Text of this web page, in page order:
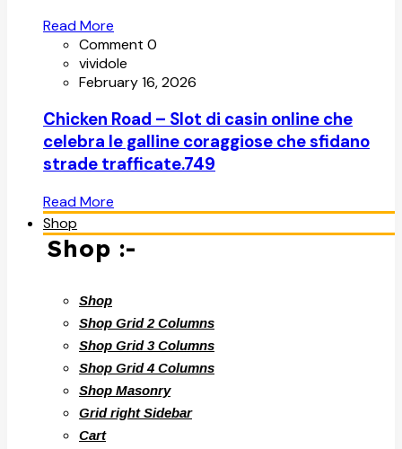
Read More
Comment 0
vividole
February 16, 2026
Chicken Road – Slot di casin online che
celebra le galline coraggiose che sfidano
strade trafficate.749
Read More
Shop
Shop :-
Shop
Shop Grid 2 Columns
Shop Grid 3 Columns
Shop Grid 4 Columns
Shop Masonry
Grid right Sidebar
Cart